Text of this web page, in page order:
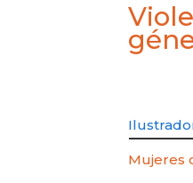
Mujeres